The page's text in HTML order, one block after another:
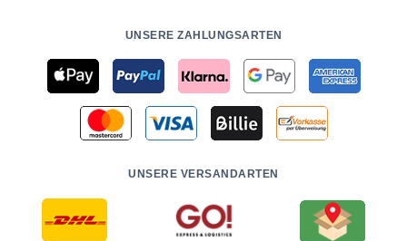
UNSERE ZAHLUNGSARTEN
UNSERE VERSANDARTEN